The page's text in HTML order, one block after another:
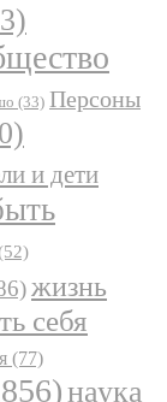
(33) Персоны
и дети
жизнь
себя
(77)
наука